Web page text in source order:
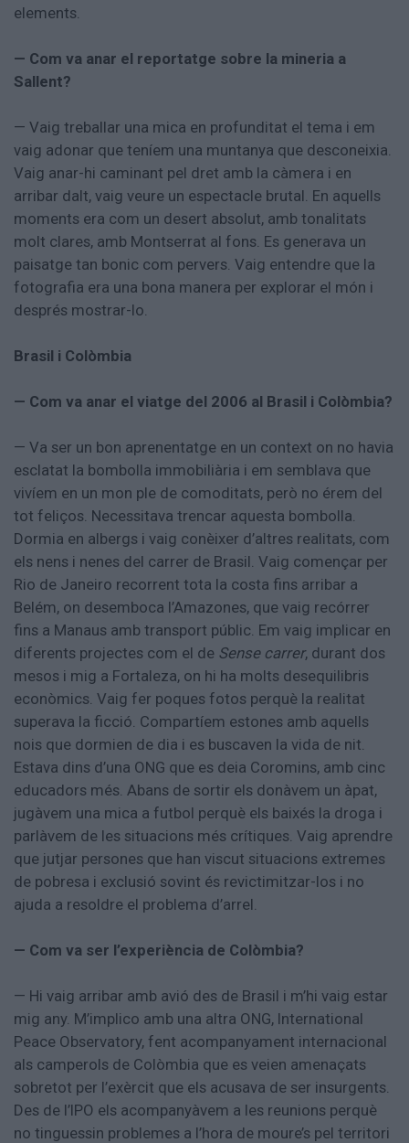
elements.
— Com va anar el reportatge sobre la mineria a
Sallent?
— Vaig treballar una mica en profunditat el tema i em
vaig adonar que teníem una muntanya que desconeixia.
Vaig anar-hi caminant pel dret amb la càmera i en
arribar dalt, vaig veure un espectacle brutal. En aquells
moments era com un desert absolut, amb tonalitats
molt clares, amb Montserrat al fons. Es generava un
paisatge tan bonic com pervers. Vaig entendre que la
fotografia era una bona manera per explorar el món i
després mostrar-lo.
Brasil i Colòmbia
— Com va anar el viatge del 2006 al Brasil i Colòmbia?
— Va ser un bon aprenentatge en un context on no havia
esclatat la bombolla immobiliària i em semblava que
vivíem en un mon ple de comoditats, però no érem del
tot feliços. Necessitava trencar aquesta bombolla.
Dormia en albergs i vaig conèixer d’altres realitats, com
els nens i nenes del carrer de Brasil. Vaig començar per
Rio de Janeiro recorrent tota la costa fins arribar a
Belém, on desemboca l’Amazones, que vaig recórrer
fins a Manaus amb transport públic. Em vaig implicar en
diferents projectes com el de Sense carrer, durant dos
mesos i mig a Fortaleza, on hi ha molts desequilibris
econòmics. Vaig fer poques fotos perquè la realitat
superava la ficció. Compartíem estones amb aquells
nois que dormien de dia i es buscaven la vida de nit.
Estava dins d’una ONG que es deia Coromins, amb cinc
educadors més. Abans de sortir els donàvem un àpat,
jugàvem una mica a futbol perquè els baixés la droga i
parlàvem de les situacions més crítiques. Vaig aprendre
que jutjar persones que han viscut situacions extremes
de pobresa i exclusió sovint és revictimitzar-los i no
ajuda a resoldre el problema d’arrel.
— Com va ser l’experiència de Colòmbia?
— Hi vaig arribar amb avió des de Brasil i m’hi vaig estar
mig any. M’implico amb una altra ONG, International
Peace Observatory, fent acompanyament internacional
als camperols de Colòmbia que es veien amenaçats
sobretot per l’exèrcit que els acusava de ser insurgents.
Des de l’IPO els acompanyàvem a les reunions perquè
no tinguessin problemes a l’hora de moure’s pel territori